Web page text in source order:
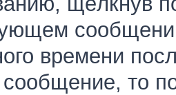
времени
сообщение, то